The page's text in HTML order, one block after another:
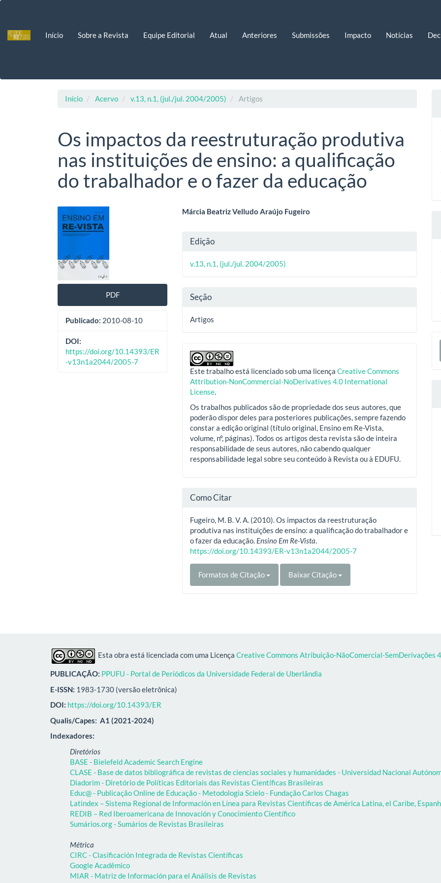
principalInício Sobre a Revista Equipe Editorial Atual Anteriores Submissões Impacto Notícias
Início Acervo v.13, n.1, (jul./jul. 2004/2005) Artigos
Os impactos da reestruturação produtiva
nas instituições de ensino: a qualificação
do trabalhador e o fazer da educação
Barra
lateral
artigos
PDF
Publicado: 2010-08-10
DOI:
https://doi.org/10.14393/ER
-v13n1a2044/2005-7
Conteúdo
artigo
principal
Márcia Beatriz Velludo Araújo Fugeiro
Detalhes
do
artigo
Edição
v.13, n.1, (jul./jul. 2004/2005)
Seção
Artigos
Este trabalho está licenciado sob uma licençaCreative Commons
Attribution-NonCommercial-NoDerivatives 4.0 International
License
Os trabalhos publicados são de propriedade dos seus autores, que
poderão dispor deles para posteriores publicações, sempre fazendo
constar a edição original (título original, Ensino em Re-Vista,
volume, nº, páginas). Todos os artigos desta revista são de inteira
responsabilidade de seus autores, não cabendo qualquer
responsabilidade legal sobre seu conteúdo à Revista ou à EDUFU.
Como Citar
Fugeiro, M. B. V. A. (2010). Os impactos da reestruturação
produtiva nas instituições de ensino: a qualificação do trabalhador e
o fazer da educação. Ensino Em Re-Vista
https://doi.org/10.14393/ER-v13n1a2044/2005-7
Formatos de Citação Baixar Citação
Esta obra está licenciada com uma Licença Creative Commons Atribuição-NãoComercial-SemDerivações
PUBLICAÇÃO: PPUFU - Portal de Periódicos da Universidade Federal de Uberlândia
E-ISSN: 1983-1730 (versão eletrônica)
DOI: https://doi.org/10.14393/ER
Qualis/Capes: A1 (2021-2024)
Indexadores:
Diretórios
BASE - Bielefeld Academic Search Engine
CLASE - Base de datos bibliográfica de revistas de ciencias sociales y humanidades - Universidad Nacional
Diadorim - Diretório de Políticas Editoriais das Revistas Científicas Brasileiras
Educ@ - Publicação Online de Educação - Metodologia Scielo - Fundação Carlos Chagas
Latindex – Sistema Regional de Información en Línea para Revistas Científicas de América Latina, el Caribe,
REDIB – Red Iberoamericana de Innovación y Conocimiento Científico
Sumários.org - Sumários de Revistas Brasileiras
Métrica
CIRC - Clasificación Integrada de Revistas Científicas
Google Acadêmico
MIAR - Matriz de Información para el Análisis de Revistas